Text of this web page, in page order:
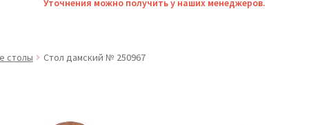
Уточнения можно получить у наших менеджеров.
столы Стол дамский № 250967